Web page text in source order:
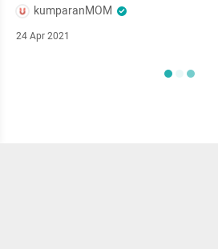
kumparanMOM
24 Apr 2021